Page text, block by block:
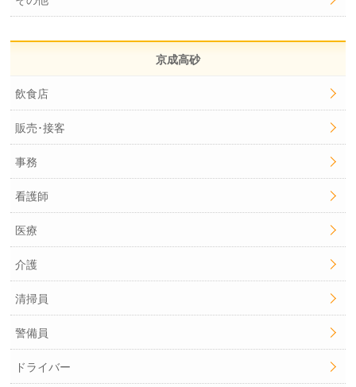
京成高砂
飲食店
販売･接客
事務
看護師
医療
介護
清掃員
警備員
ドライバー